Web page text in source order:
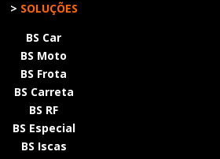
> SOLUÇÕES
BS Car
BS Moto
BS Frota
BS Carreta
BS RF
BS Especial
BS Iscas